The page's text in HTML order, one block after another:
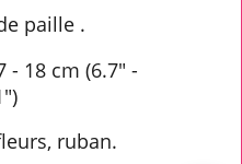
paille .
- 18 cm (6.7" -
ruban.